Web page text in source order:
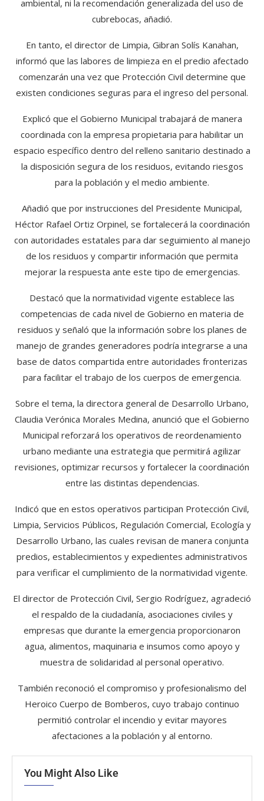
ambiental, ni la recomendación generalizada del uso de
cubrebocas, añadió.
En tanto, el director de Limpia, Gibran Solís Kanahan,
informó que las labores de limpieza en el predio afectado
comenzarán una vez que Protección Civil determine que
existen condiciones seguras para el ingreso del personal.
Explicó que el Gobierno Municipal trabajará de manera
coordinada con la empresa propietaria para habilitar un
espacio específico dentro del relleno sanitario destinado a
la disposición segura de los residuos, evitando riesgos
para la población y el medio ambiente.
Añadió que por instrucciones del Presidente Municipal,
Héctor Rafael Ortiz Orpinel, se fortalecerá la coordinación
con autoridades estatales para dar seguimiento al manejo
de los residuos y compartir información que permita
mejorar la respuesta ante este tipo de emergencias.
Destacó que la normatividad vigente establece las
competencias de cada nivel de Gobierno en materia de
residuos y señaló que la información sobre los planes de
manejo de grandes generadores podría integrarse a una
base de datos compartida entre autoridades fronterizas
para facilitar el trabajo de los cuerpos de emergencia.
Sobre el tema, la directora general de Desarrollo Urbano,
Claudia Verónica Morales Medina, anunció que el Gobierno
Municipal reforzará los operativos de reordenamiento
urbano mediante una estrategia que permitirá agilizar
revisiones, optimizar recursos y fortalecer la coordinación
entre las distintas dependencias.
Indicó que en estos operativos participan Protección Civil,
Limpia, Servicios Públicos, Regulación Comercial, Ecología y
Desarrollo Urbano, las cuales revisan de manera conjunta
predios, establecimientos y expedientes administrativos
para verificar el cumplimiento de la normatividad vigente.
El director de Protección Civil, Sergio Rodríguez, agradeció
el respaldo de la ciudadanía, asociaciones civiles y
empresas que durante la emergencia proporcionaron
agua, alimentos, maquinaria e insumos como apoyo y
muestra de solidaridad al personal operativo.
También reconoció el compromiso y profesionalismo del
Heroico Cuerpo de Bomberos, cuyo trabajo continuo
permitió controlar el incendio y evitar mayores
afectaciones a la población y al entorno.
You Might Also Like